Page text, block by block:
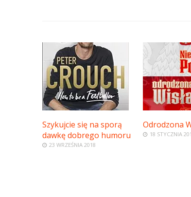
Szykujcie się na sporą
dawkę dobrego humoru
23 WRZEŚNIA 2018
Odrodzona
18 STYCZNIA